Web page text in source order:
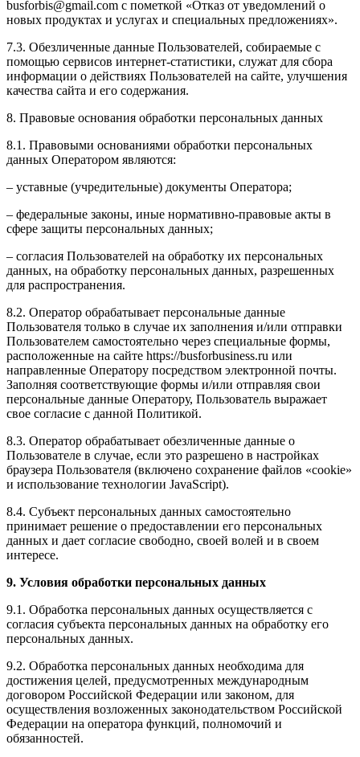
busforbis@gmail.com с пометкой «Отказ от уведомлений о
новых продуктах и услугах и специальных предложениях».
7.3. Обезличенные данные Пользователей, собираемые с
помощью сервисов интернет-статистики, служат для сбора
информации о действиях Пользователей на сайте, улучшения
качества сайта и его содержания.
8. Правовые основания обработки персональных данных
8.1. Правовыми основаниями обработки персональных
данных Оператором являются:
– уставные (учредительные) документы Оператора;
– федеральные законы, иные нормативно-правовые акты в
сфере защиты персональных данных;
– согласия Пользователей на обработку их персональных
данных, на обработку персональных данных, разрешенных
для распространения.
8.2. Оператор обрабатывает персональные данные
Пользователя только в случае их заполнения и/или отправки
Пользователем самостоятельно через специальные формы,
расположенные на сайте https://busforbusiness.ru или
направленные Оператору посредством электронной почты.
Заполняя соответствующие формы и/или отправляя свои
персональные данные Оператору, Пользователь выражает
свое согласие с данной Политикой.
8.3. Оператор обрабатывает обезличенные данные о
Пользователе в случае, если это разрешено в настройках
браузера Пользователя (включено сохранение файлов «cookie»
и использование технологии JavaScript).
8.4. Субъект персональных данных самостоятельно
принимает решение о предоставлении его персональных
данных и дает согласие свободно, своей волей и в своем
интересе.
9. Условия обработки персональных данных
9.1. Обработка персональных данных осуществляется с
согласия субъекта персональных данных на обработку его
персональных данных.
9.2. Обработка персональных данных необходима для
достижения целей, предусмотренных международным
договором Российской Федерации или законом, для
осуществления возложенных законодательством Российской
Федерации на оператора функций, полномочий и
обязанностей.